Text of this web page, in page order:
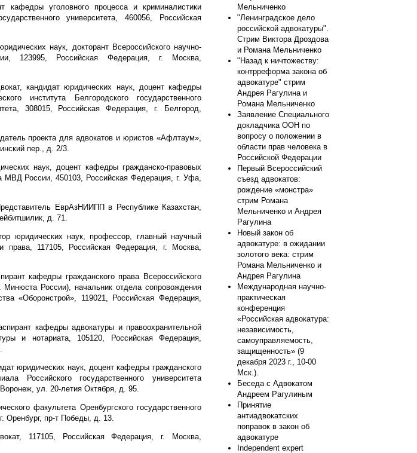
кафедры уголовного процесса и криминалистики
университета, 460056, Российская
наук, докторант Всероссийского научно-
123995, Российская Федерация, г. Москва,
кандидат юридических наук, доцент кафедры
института Белгородского государственного
308015, Российская Федерация, г. Белгород,
проекта для адвокатов и юристов «Афлтаум»,
пер., д. 2/3.
наук, доцент кафедры гражданско-правовых
МВД России, 450103, Российская Федерация, г. Уфа,
ЕврАзНИИПП в Республике Казахстан,
д. 71.
юридических наук, профессор, главный научный
права, 117105, Российская Федерация, г. Москва,
кафедры гражданского права Всероссийского
Минюста России), начальник отдела сопровождения
«Оборонстрой», 119021, Российская Федерация,
кафедры адвокатуры и правоохранительной
и нотариата, 105120, Российская Федерация,
юридических наук, доцент кафедры гражданского
Российского государственного университета
ул. 20-летия Октября, д. 95.
факультета Оренбургского государственного
Оренбург, пр-т Победы, д. 13.
117105, Российская Федерация, г. Москва,
Мельниченко
"Ленинградское дело
российской адвокатуры".
Стрим Виктора Дроздова
и Романа Мельниченко
"Назад к ничтожеству:
контрреформа закона об
адвокатуре" стрим
Андрея Рагулина и
Романа Мельниченко
Заявление Специального
докладчика ООН по
вопросу о положении в
области прав человека в
Российской Федерации
Первый Всероссийский
съезд адвокатов:
рождение «монстра»
стрим Романа
Мельниченко и Андрея
Рагулина
Новый закон об
адвокатуре: в ожидании
золотого века: стрим
Романа Мельниченко и
Андрея Рагулина
Международная научно-
практическая
конференция
«Российская адвокатура:
независимость,
самоуправляемость,
защищенность» (9
декабря 2023 г., 10-00
Мск.).
Беседа с Адвокатом
Андреем Рагулиным
Принятие
антиадвокатских
поправок в закон об
адвокатуре
Independent expert